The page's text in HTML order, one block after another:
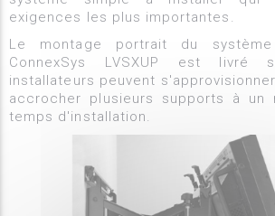
exigences les plus importantes.
Le montage portrait du
ConnexSys LVSXUP est livré
installateurs peuvent
accrocher plusieurs supports à
temps d'installation.